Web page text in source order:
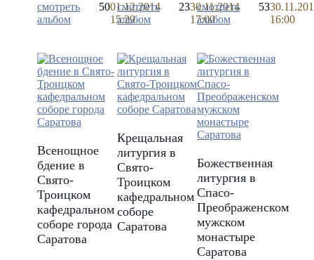
смотреть
альбом
5001.12.2014
15:29
смотреть
альбом
2330.11.2014
17:00
смотреть
альбом
53
16:00
Всенощное
бдение в
Свято-
Троицком
кафедральном
соборе города
Саратова
Крещальная
литургия в
Свято-
Троицком
кафедральном
соборе
Саратова
Божественная
литургия в
Спасо-
Преображенском
мужском
монастыре
Саратова